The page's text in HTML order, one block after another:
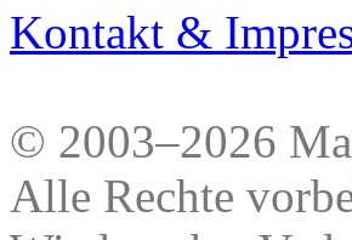
Kontakt &
© 2003–2026
Alle Rechte